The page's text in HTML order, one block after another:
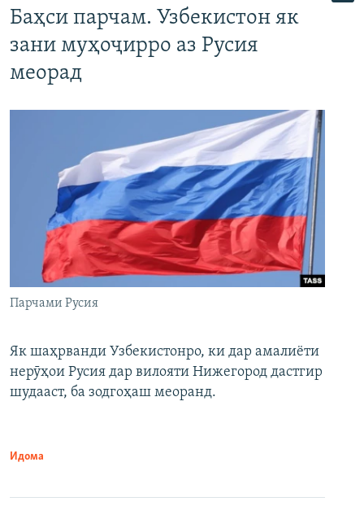
Баҳси парчам. Узбекистон як
зани муҳоҷирро аз Русия
меорад
Парчами Русия
Як шаҳрванди Узбекистонро, ки дар амалиёти
нерӯҳои Русия дар вилояти Нижегород дастгир
шудааст, ба зодгоҳаш меоранд.
Идома